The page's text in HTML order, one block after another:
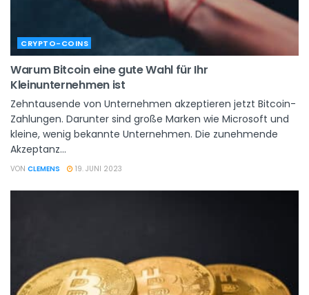
CRYPTO-COINS
Warum Bitcoin eine gute Wahl für Ihr
Kleinunternehmen ist
Zehntausende von Unternehmen akzeptieren jetzt Bitcoin-
Zahlungen. Darunter sind große Marken wie Microsoft und
kleine, wenig bekannte Unternehmen. Die zunehmende
Akzeptanz...
VON CLEMENS 19. JUNI 2023